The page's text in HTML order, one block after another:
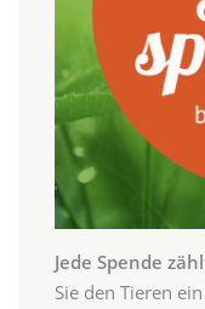
Jede Spende
Sie den Tieren